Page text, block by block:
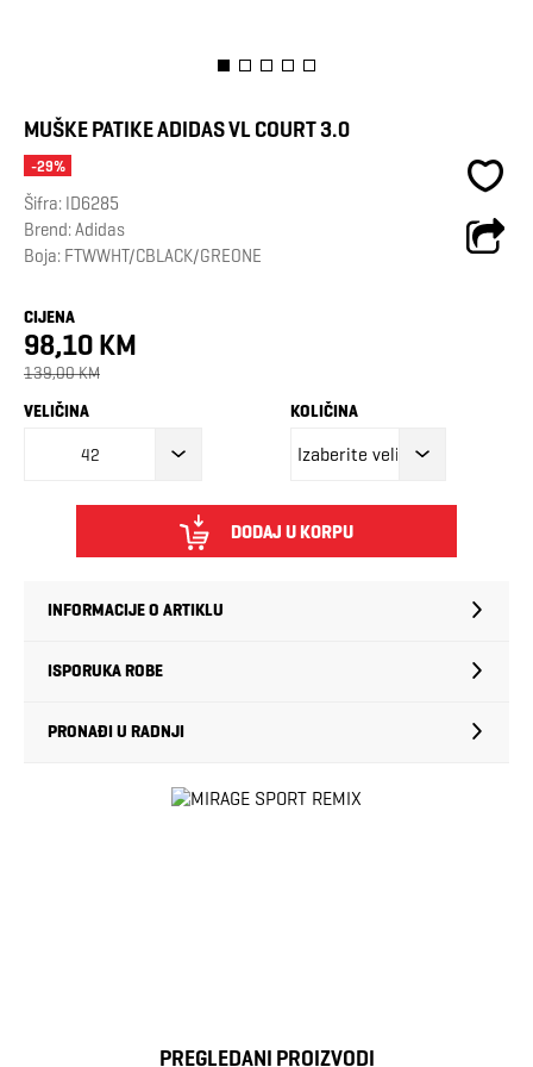
MUŠKE PATIKE ADIDAS VL COURT 3.0
-29%
Šifra: ID6285
Brend:Adidas
Boja: FTWWHT/CBLACK/GREONE
CIJENA
98,10 KM
139,00 KM
VELIČINA
42
KOLIČINA
DODAJ U KORPU
INFORMACIJE O ARTIKLU
ISPORUKA ROBE
PRONAĐI U RADNJI
PREGLEDANI PROIZVODI